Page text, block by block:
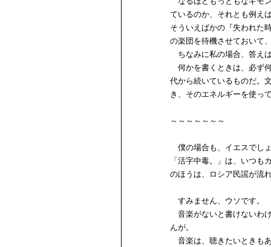
ているのか、それとも例え
そういえばかの『失われた
の楽団を待機させておいて
ちなみに私の場合、答え
何かを書くときは、必ず
代から続いているものだ。
き、そのエネルギーを使っ
～～～～～～～
僕の場合も、イエスでし
「活字中毒。」は、いつ
のほうは、ロシア民謡が流
すみません、ウソです。
音楽がないと書けないわ
んが。
音楽は、聴きたいときも